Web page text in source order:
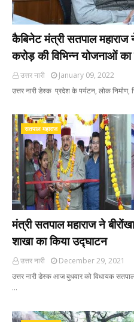
कैबिनेट मंत्री सतपाल
करोड़ की विभिन्न योजनाओं का
उत्तर नारी
January 09, 2022
उत्तर नारी डेस्क प्रदेश के पर्यटन, लोक निर्माण,
सतपाल महाराज
मंत्री सतपाल महाराज ने
शाखा का किया उद्घाटन
उत्तर नारी
December 29, 2021
उत्तर नारी डेस्क आज बुधवार को विधायक
…